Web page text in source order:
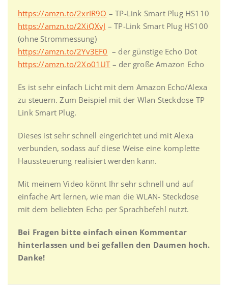
https://amzn.to/2xrIR9O – TP-Link Smart Plug HS110
https://amzn.to/2XiQXvJ – TP-Link Smart Plug HS100
(ohne Strommessung)
https://amzn.to/2Yv3EF0 – der günstige Echo Dot
https://amzn.to/2Xo01UT – der große Amazon Echo
Es ist sehr einfach Licht mit dem Amazon Echo/Alexa
zu steuern. Zum Beispiel mit der Wlan Steckdose TP
Link Smart Plug.
Dieses ist sehr schnell eingerichtet und mit Alexa
verbunden, sodass auf diese Weise eine komplette
Haussteuerung realisiert werden kann.
Mit meinem Video könnt Ihr sehr schnell und auf
einfache Art lernen, wie man die WLAN- Steckdose
mit dem beliebten Echo per Sprachbefehl nutzt.
Bei Fragen bitte einfach einen Kommentar
hinterlassen und bei gefallen den Daumen hoch.
Danke!